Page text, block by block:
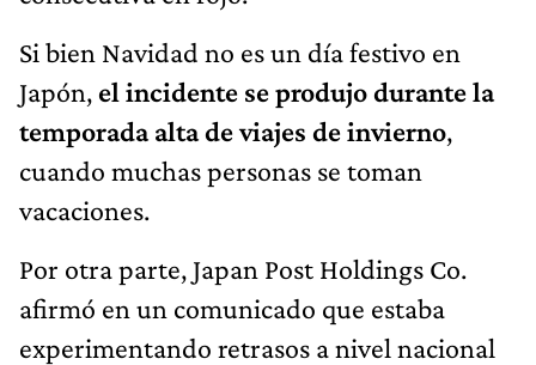
Si bien Navidad no es un día festivo en
Japón, el incidente se produjo durante la
temporada alta de viajes de invierno,
cuando muchas personas se toman
vacaciones.
Por otra parte, Japan Post Holdings Co.
afirmó en un comunicado que estaba
experimentando retrasos a nivel nacional